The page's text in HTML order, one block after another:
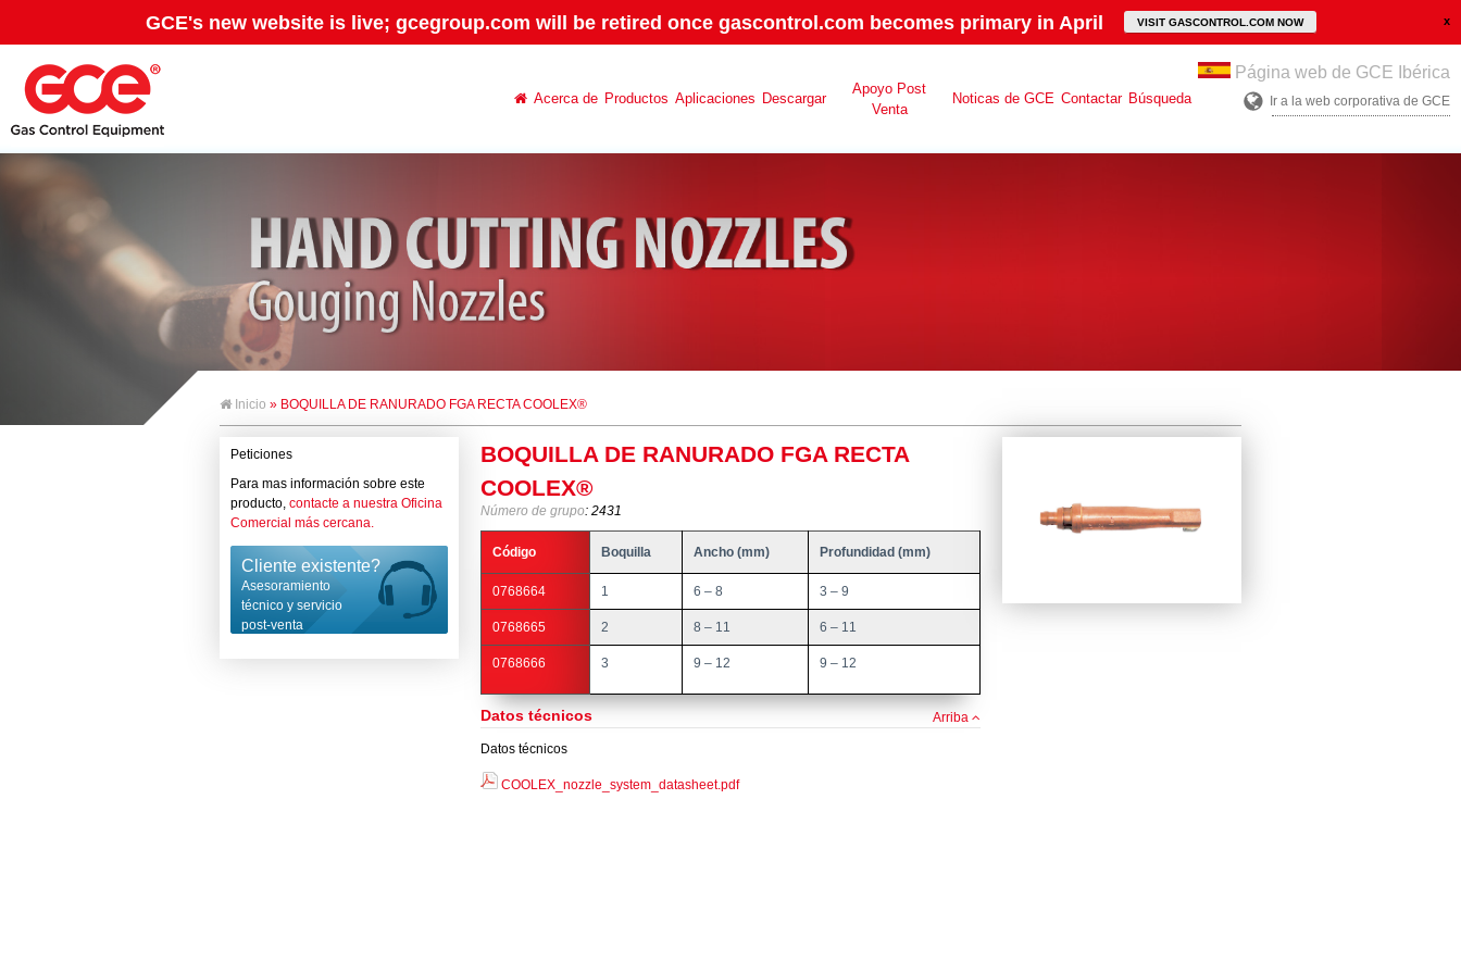
GCE's new website is live; gcegroup.com will be retired once gascontrol.com becomes primary in April VISIT GASCONTROL.COM NOW
Acerca de Productos Aplicaciones Descargar
Apoyo Post
Venta
Noticas de GCE Contactar Búsqueda
Página web de GCE Ibérica
Ir a la web corporativa de GCE
Inicio » BOQUILLA DE RANURADO FGA RECTA COOLEX®
Peticiones
Para mas información sobre este
producto, contacte a nuestra Oficina
Comercial más cercana.
Cliente existente?
Asesoramiento
técnico y servicio
post-venta
BOQUILLA DE RANURADO FGA RECTA
COOLEX®
Número de grupo: 2431
Código Boquilla Ancho (mm) Profundidad (mm)
0768664 1 6 – 8 3 – 9
0768665 2 8 – 11 6 – 11
0768666 3 9 – 12 9 – 12
Datos técnicos Arriba
Datos técnicos
COOLEX_nozzle_system_datasheet.pdf